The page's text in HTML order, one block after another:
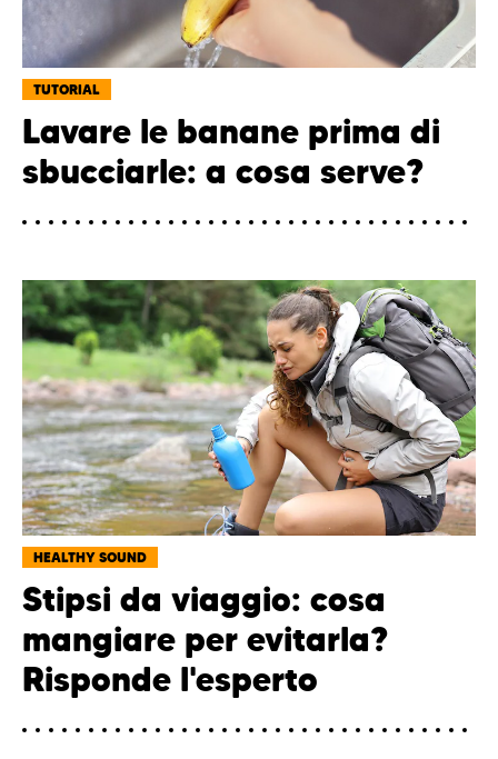
TUTORIAL
Lavare le banane prima di
sbucciarle: a cosa serve?
HEALTHY SOUND
Stipsi da viaggio: cosa
mangiare per evitarla?
Risponde l'esperto